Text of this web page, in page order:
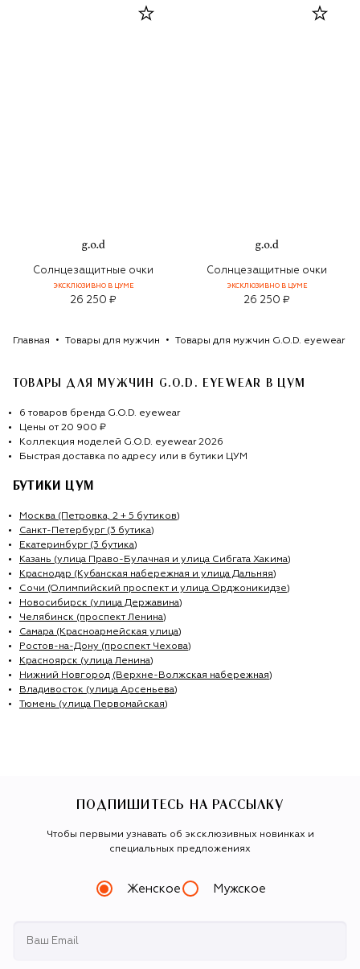
Солнцезащитные очки
ЭКСКЛЮЗИВНО В ЦУМЕ
26 250 ₽
Солнцезащитные очки
ЭКСКЛЮЗИВНО В ЦУМЕ
26 250 ₽
Главная Товары для мужчин Товары для мужчин G.O.D. eyewear
ТОВАРЫ ДЛЯ МУЖЧИН G.O.D. EYEWEAR В ЦУМ
6 товаров бренда G.O.D. eyewear
Цены от 20 900 ₽
Коллекция моделей G.O.D. eyewear 2026
Быстрая доставка по адресу или в бутики ЦУМ
БУТИКИ ЦУМ
Москва (Петровка, 2 + 5 бутиков)
Санкт-Петербург (3 бутика)
Екатеринбург (3 бутика)
Казань (улица Право-Булачная и улица Сибгата Хакима)
Краснодар (Кубанская набережная и улица Дальняя)
Сочи (Олимпийский проспект и улица Орджоникидзе)
Новосибирск (улица Державина)
Челябинск (проспект Ленина)
Самара (Красноармейская улица)
Ростов-на-Дону (проспект Чехова)
Красноярск (улица Ленина)
Нижний Новгород (Верхне-Волжская набережная)
Владивосток (улица Арсеньева)
Тюмень (улица Первомайская)
ПОДПИШИТЕСЬ НА РАССЫЛКУ
Чтобы первыми узнавать об эксклюзивных новинках и
специальных предложениях
Женское Мужское